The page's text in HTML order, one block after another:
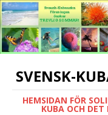
SVENSK-
HEMSIDAN FÖR
KUBA OCH DET